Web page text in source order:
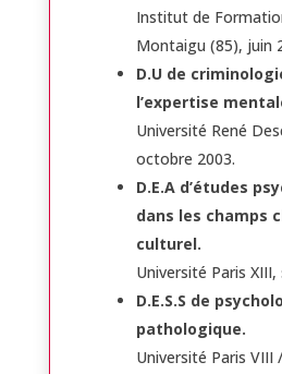
Institut de
Montaigu (85), juin
D.U de
l’expertise
Université René
octobre 2003.
D.E.A d’études
dans les champs
culturel.
Université Paris
D.E.S.S de
pathologique.
Université Paris VIII